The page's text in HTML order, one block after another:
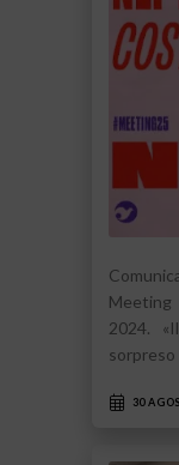
2024.
30